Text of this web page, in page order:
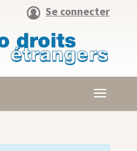
Se connecter